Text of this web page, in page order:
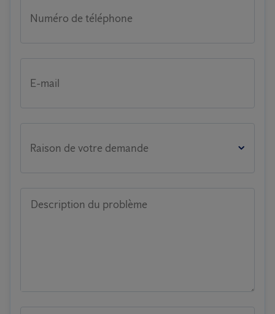
Numéro de téléphone
E-mail
Raison de votre demande
Description du problème